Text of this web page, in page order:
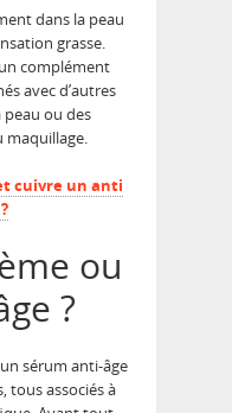
dans la peau
grasse.
complément
avec d’autres
ou des
maquillage.
cuivre un anti
ou
?
sérum anti-âge
tous associés à